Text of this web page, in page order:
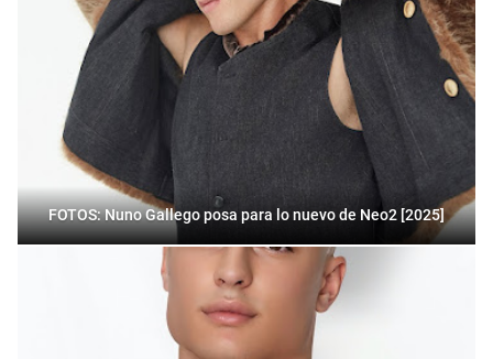
FOTOS: Nuno Gallego posa para lo nuevo de Neo2 [2025]